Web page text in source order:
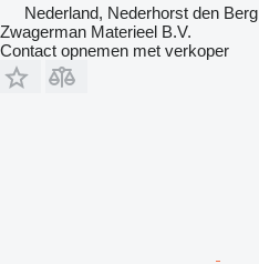
Nederland, Nederhorst den Berg
Zwagerman Materieel B.V.
Contact opnemen met verkoper